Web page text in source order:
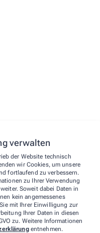
verwalten
der Website technisch
wir Cookies, um unsere
fortlaufend zu verbessern.
zu Ihrer Verwendung
Soweit dabei Daten in
kein angemessenes
mit Ihrer Einwilligung zur
Ihrer Daten in diesen
zu. Weitere Informationen
entnehmen.
Über uns
Kontakt
Leistungen